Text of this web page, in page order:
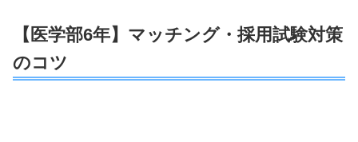
【医学部6年】マッチング・採用試験対策
のコツ